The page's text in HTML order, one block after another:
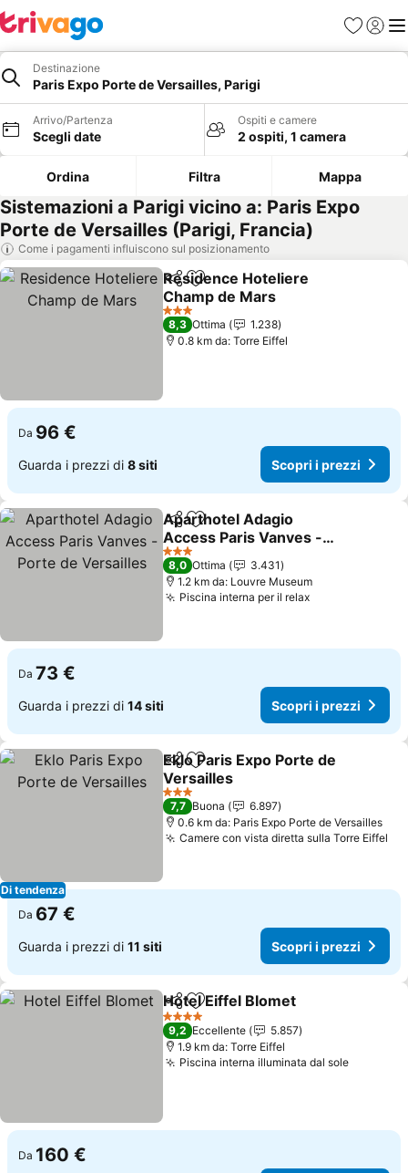
PreferitiAccedi
Destinazione
Paris Expo Porte de Versailles, Parigi
Arrivo/Partenza
Scegli date
Ospiti e camere
2 ospiti, 1 camera
Ordina Filtra Mappa
Sistemazioni a Parigi vicino a: Paris Expo
Porte de Versailles (Parigi, Francia)
Come i pagamenti influiscono sul posizionamento
CondividiAggiungi ai preferiti
Residence Hoteliere
Champ de Mars
3 Stelle
8,3 Ottima
1.238
0.8 km da: Torre Eiffel
Da 96 €
Guarda i prezzi di 8 siti Scopri i prezzi
CondividiAggiungi ai preferiti
Aparthotel Adagio
Access Paris Vanves -
Porte de Versailles
3 Stelle
8,0 Ottima
3.431
1.2 km da: Louvre Museum
Piscina interna per il relax
Da 73 €
Guarda i prezzi di 14 siti Scopri i prezzi
Di tendenza
CondividiAggiungi ai preferiti
Eklo Paris Expo Porte de
Versailles
3 Stelle
7,7 Buona
6.897
0.6 km da: Paris Expo Porte de Versailles
Camere con vista diretta sulla Torre Eiffel
Da 67 €
Guarda i prezzi di 11 siti Scopri i prezzi
CondividiAggiungi ai preferiti
Hotel Eiffel Blomet
4 Stelle
9,2 Eccellente
5.857
1.9 km da: Torre Eiffel
Piscina interna illuminata dal sole
Da 160 €